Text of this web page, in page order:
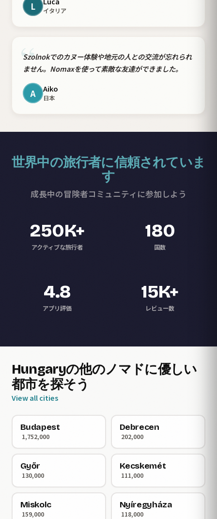
L イタリア
“
Szolnokでのカヌー体験や地元の人との交流が忘れられ
ません。Nomaxを使って素敵な友達ができました。
A Aiko
日本
世界中の旅行者に信頼されていま
す
成長中の冒険者コミュニティに参加しよう
250K+
アクティブな旅行者
180
国数
4.8
アプリ評価
15K+
レビュー数
Hungaryの他のノマドに優しい
都市を探そう
View all cities
Budapest
1,752,000
Debrecen
202,000
Győr
130,000
Kecskemét
111,000
Miskolc
159,000
Nyíregyháza
118,000